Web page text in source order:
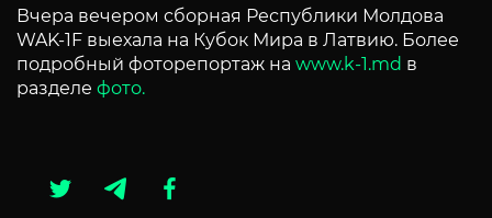
Вчера вечером сборная Республики Молдова
WAK-1F выехала на Кубок Мира в Латвию. Более
подробный фоторепортаж на www.k-1.md в
разделе фото.